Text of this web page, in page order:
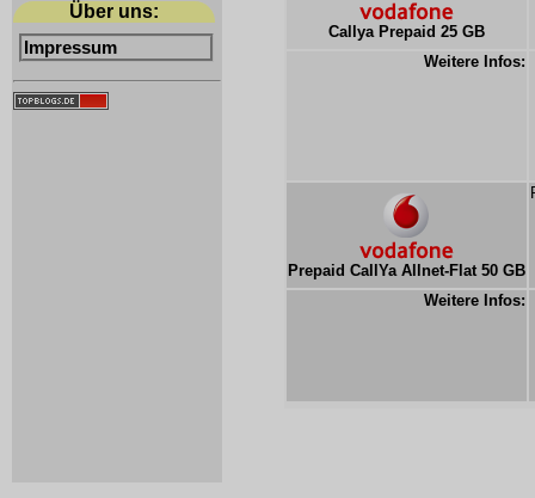
Über uns:
Impressum
Callya Prepaid 25 GB
Weitere Infos:
Prepaid CallYa Allnet-Flat 50 GB
Weitere Infos: